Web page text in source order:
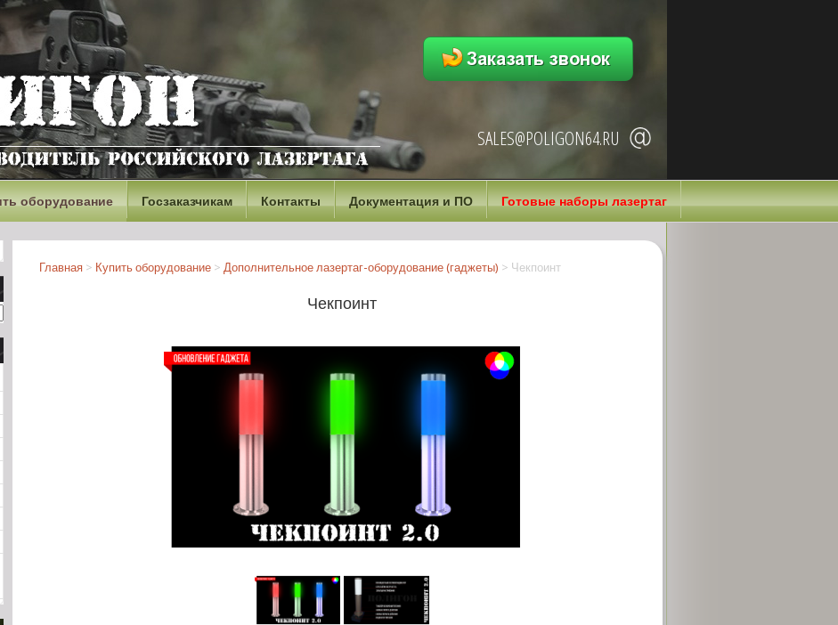
SALES@POLIGON64.RU
оборудование Госзаказчикам Контакты Документация и ПО Готовые наборы лазертаг
Главная > Купить оборудование > Дополнительное лазертаг-оборудование (гаджеты) > Чекпоинт
Чекпоинт